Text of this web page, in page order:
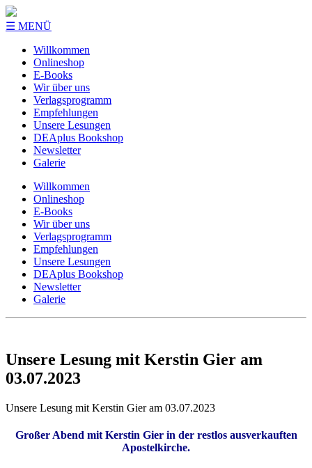
☰ MENÜ
Willkommen
Onlineshop
E-Books
Wir über uns
Verlagsprogramm
Empfehlungen
Unsere Lesungen
DEAplus Bookshop
Newsletter
Galerie
Willkommen
Onlineshop
E-Books
Wir über uns
Verlagsprogramm
Empfehlungen
Unsere Lesungen
DEAplus Bookshop
Newsletter
Galerie
Unsere Lesung mit Kerstin Gier am
03.07.2023
Unsere Lesung mit Kerstin Gier am 03.07.2023
Großer Abend mit Kerstin Gierin der restlos ausverkauften
Apostelkirche.